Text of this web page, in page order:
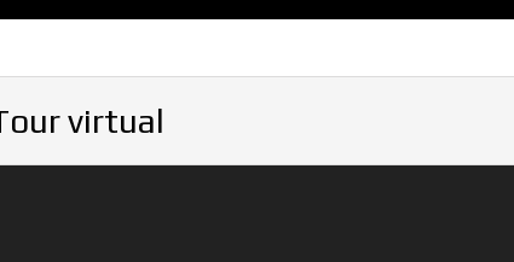
virtual